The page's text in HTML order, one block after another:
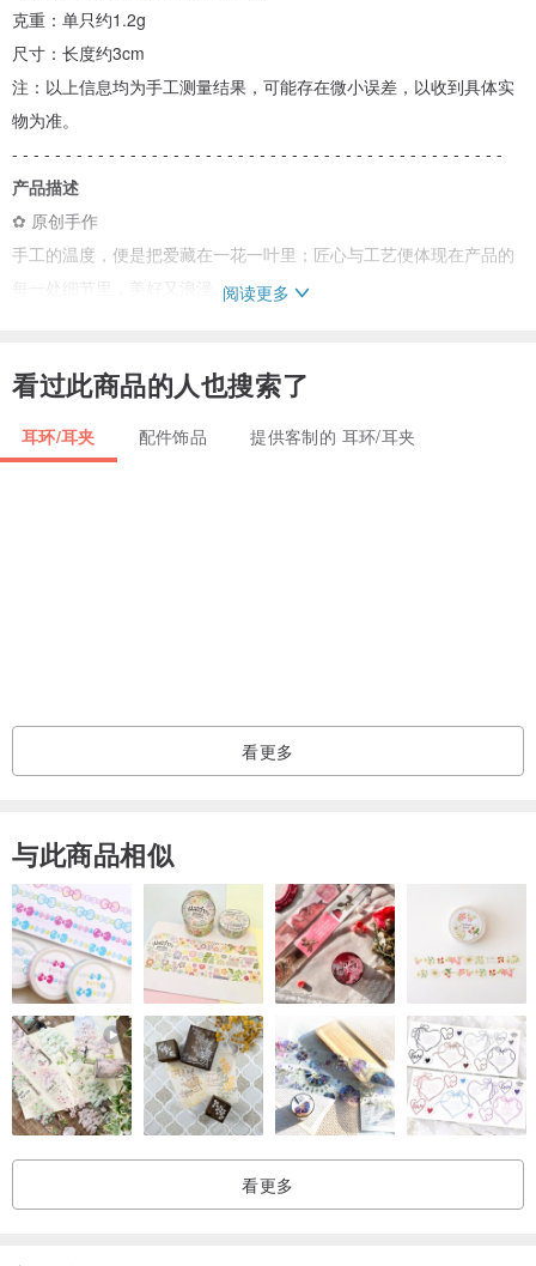
克重：单只约1.2g
尺寸：长度约3cm
注：以上信息均为手工测量结果，可能存在微小误差，以收到具体实
物为准。
- - - - - - - - - - - - - - - - - - - - - - - - - - - - - - - - - - - - - - - - - - - - - -
产品描述
✿ 原创手作
手工的温度，便是把爱藏在一花一叶里；匠心与工艺便体现在产品的
每一处细节里，美好又浪漫。
使植物脉络感更加清晰可见，因此每朵都是精挑细选出来的。
UV胶制作工艺结合真实植物体现高级通透质感，打造其他任何材料都
无法让每一朵花都保持一致的颜色及开成一样的大小，需要提前做好
联系设计师，一定会协助解决那些不愉快的问题！
- - - - - - - - - - - - - - - - - - - - - - - - - - - - - - - - - - - - - - - - - - - - - -
保养说明
“真花不可能永远不褪色，科学保养可以帮助首饰延长使用期限”
✿ 含天然真花
避免长时间阳光直射，否则会导致植物褪色速度加快；
✿ 含捷克珠、玻璃珠、珍珠
避免与硬物强力碰撞或重摔，否则可能导致刮痕或破损；
✿ 含金属配件（14K包金、S925银等）
受存放环境等因素影响存在氧化变色的可能性，但通过使用首饰专用
氧化处理剂（擦银布、擦银粉等）可恢复光泽；
避免接触水，洗澡时不建议佩戴，否则会导致氧化变色速度加快；
阅读更多
看过此商品的人也搜索了
耳环/耳夹 配件饰品 提供客制的 耳环/耳夹
看更多
与此商品相似
看更多